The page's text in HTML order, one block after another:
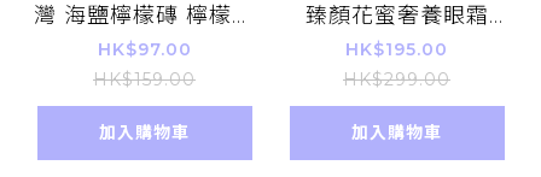
灣 海鹽檸檬磚 檸檬大
叔 1盒12粒 【平行進
口】
HK$97.00
HK$159.00
加入購物車
臻顏花蜜奢養眼霜
20ml 【平行進口】
HK$195.00
HK$299.00
加入購物車